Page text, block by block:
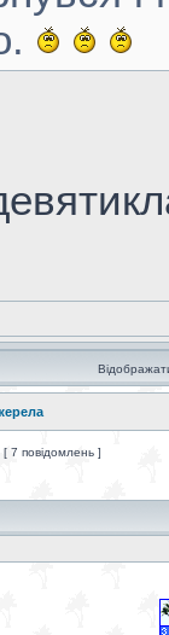
[ 7 повідомлень ]